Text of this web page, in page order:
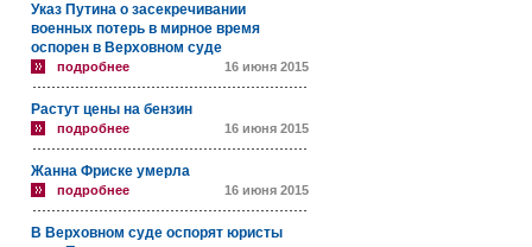
Указ Путина о засекречивании
военных потерь в мирное время
оспорен в Верховном суде
подробнее 16 июня 2015
Растут цены на бензин
подробнее 16 июня 2015
Жанна Фриске умерла
подробнее 16 июня 2015
В Верховном суде оспорят юристы